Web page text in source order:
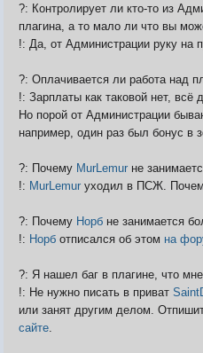
?: Контролирует ли кто-то из
плагина, а то мало ли что вы
!: Да, от Администрации руку на
?: Оплачивается ли работа над
!: Зарплаты как таковой нет, всё
Но порой от Администрации
например, один раз был бонус в
?: Почему MurLemur не
!: MurLemur уходил в ПСЖ.
?: Почему Норб не занимается
!: Норб отписался об этом на
?: Я нашел баг в плагине, что
!: Не нужно писать в приват
или занят другим делом.
сайте